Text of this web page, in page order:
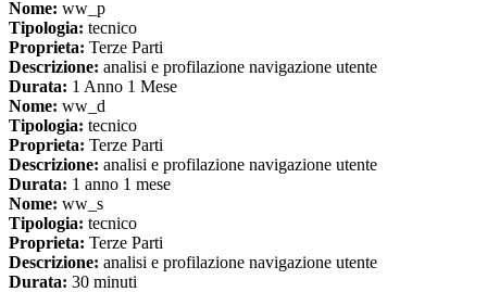
Nome: ww_p
Tipologia: tecnico
Proprieta: Terze Parti
Descrizione: analisi e profilazione navigazione utente
Durata: 1 Anno 1 Mese
Nome: ww_d
Tipologia: tecnico
Proprieta: Terze Parti
Descrizione: analisi e profilazione navigazione utente
Durata: 1 anno 1 mese
Nome: ww_s
Tipologia: tecnico
Proprieta: Terze Parti
Descrizione: analisi e profilazione navigazione utente
Durata: 30 minuti